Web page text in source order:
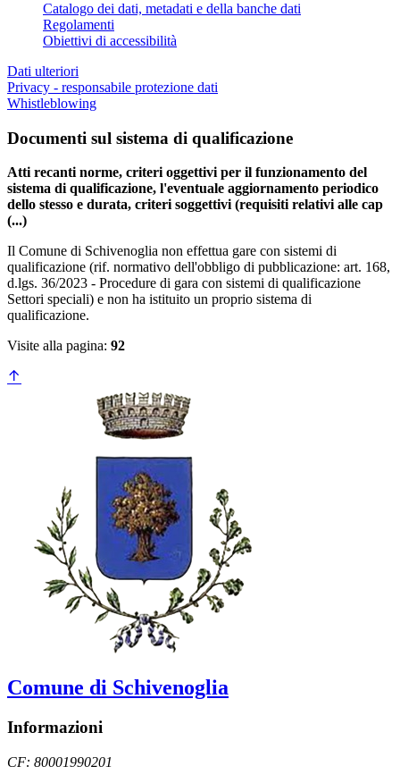
Catalogo dei dati, metadati e della banche dati
Regolamenti
Obiettivi di accessibilità
Dati ulteriori
Privacy - responsabile protezione dati
Whistleblowing
Documenti sul sistema di qualificazione
Atti recanti norme, criteri oggettivi per il funzionamento del
sistema di qualificazione, l'eventuale aggiornamento periodico
dello stesso e durata, criteri soggettivi (requisiti relativi alle cap
(...)
Il Comune di Schivenoglia non effettua gare con sistemi di
qualificazione (rif. normativo dell'obbligo di pubblicazione: art. 168,
d.lgs. 36/2023 - Procedure di gara con sistemi di qualificazione
Settori speciali) e non ha istituito un proprio sistema di
qualificazione.
Visite alla pagina: 92
Comune di Schivenoglia
Informazioni
CF: 80001990201